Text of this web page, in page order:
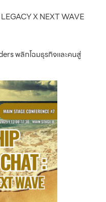
X NEXT WAVE
พลิกโฉมธุรกิจและคนสู่